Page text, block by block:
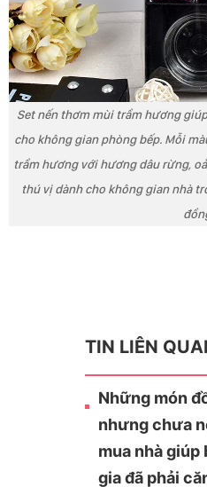
Set nến thơm mùi trầm hương
cho không gian phòng bếp. Mỗi
trầm hương với hương dâu rừng,
thú vị dành cho không gian nhà
TIN LIÊN
Những món
nhưng chưa
mua nhà giúp
gia đã phải